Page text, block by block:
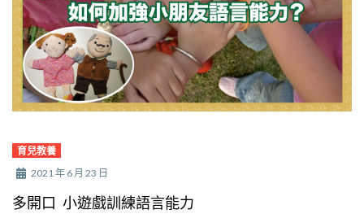
育兒教養
2021 年 6 月 23 日
多開口 小遊戲訓練語言能力